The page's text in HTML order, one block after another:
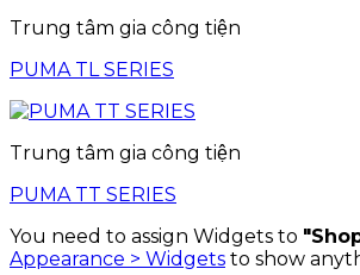
Trung tâm gia công tiện
PUMA TL SERIES
Trung tâm gia công tiện
PUMA TT SERIES
You need to assign Widgets to
Appearance > Widgets to show